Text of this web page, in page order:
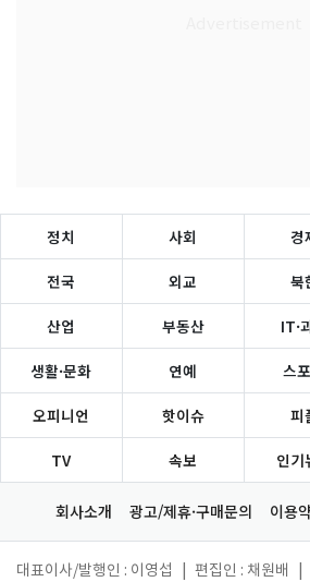
정치 사회 경
전국 외교 북
산업 부동산 IT·
생활·문화 연예 스
오피니언 핫이슈 피
TV 속보 인기
회사소개 광고/제휴·구매문의 이용
대표이사/발행인 : 이영섭 편집인 : 채원배